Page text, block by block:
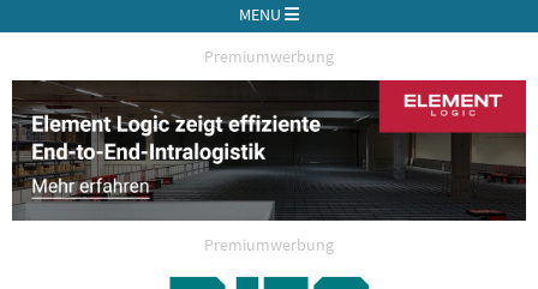
MENU
Premiumwerbung
Premiumwerbung